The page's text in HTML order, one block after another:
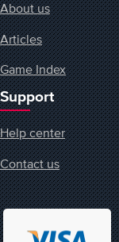
About us
Articles
Game Index
Support
Help center
Contact us